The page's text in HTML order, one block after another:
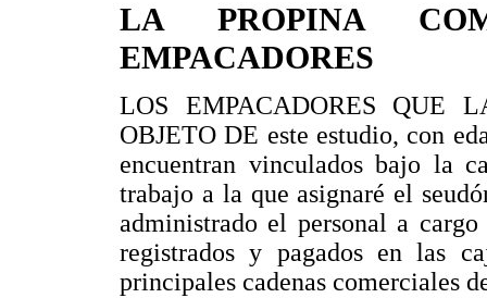
LA PROPINA
EMPACADORES
LOS EMPACADORES QUE
OBJETO DE este estudio, con
encuentran vinculados bajo la
trabajo a la que asignaré el
administrado el personal a
registrados y pagados en las
principales cadenas comerciales